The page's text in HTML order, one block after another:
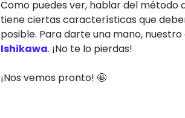
Como puedes ver, hablar del método
tiene ciertas características que
posible. Para darte una mano,
Ishikawa. ¡No te lo pierdas!
¡Nos vemos pronto! 🤩